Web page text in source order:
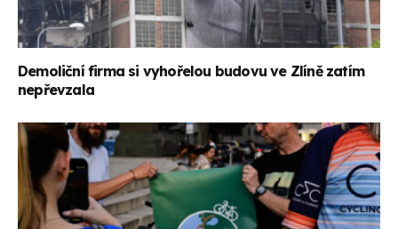
Demoliční firma si vyhořelou budovu ve Zlíně zatím
nepřevzala